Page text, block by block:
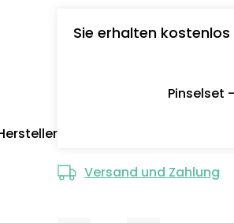
Sie erhalten kostenlos
Pinselset
Versand und Zahlung